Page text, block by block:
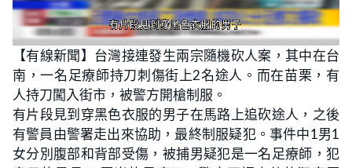
U
n
m
t
e
L
o
a
d
e
d
:
4
7
.
6
2
%
【有線新聞】台灣接連發生兩宗隨機砍人案，其中在台
南，一名足療師持刀刺傷街上2名途人。而在苗栗，有
人持刀闖入街市，被警方開槍制服。
有片段見到穿黑色衣服的男子在馬路上追砍途人，之後
有警員由警署走出來協助，最終制服疑犯。事件中1男1
女分別腹部和背部受傷，被捕男疑犯是一名足療師，犯